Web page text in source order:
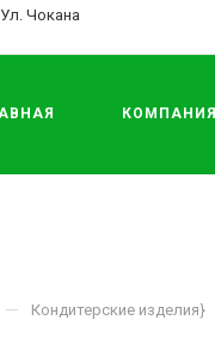
Чокана
КОМПАНИЯ
— Кондитерские изделия}